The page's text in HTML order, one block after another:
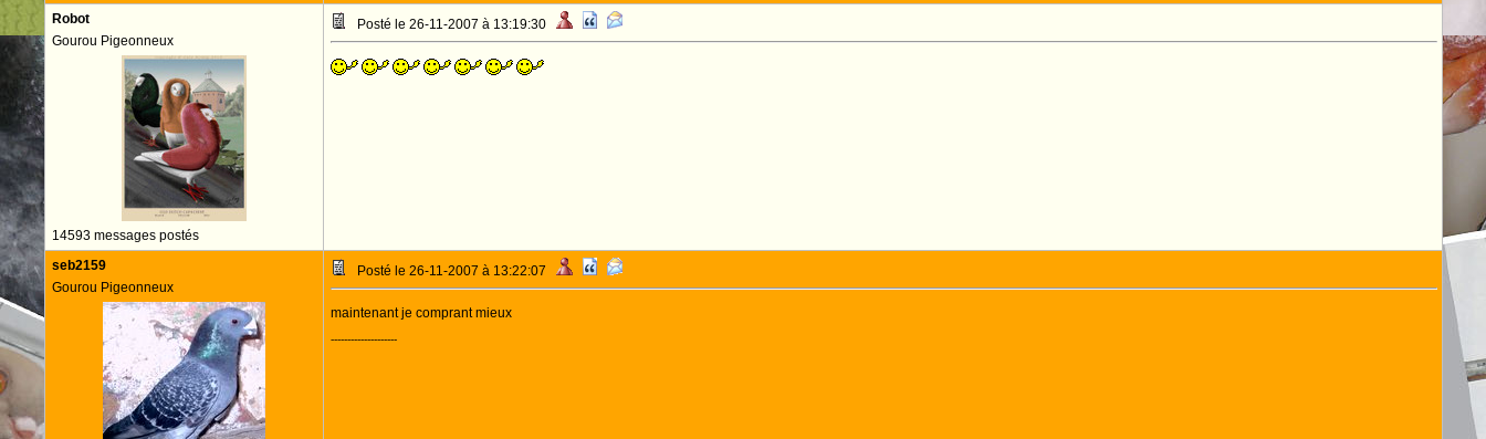
Robot
Gourou Pigeonneux
14593 messages postés
Posté le 26-11-2007 à 13:19:30
seb2159
Gourou Pigeonneux
Posté le 26-11-2007 à 13:22:07
maintenant je comprant mieux
--------------------